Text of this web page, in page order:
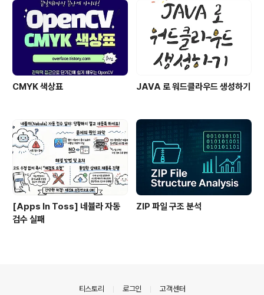
CMYK 색상표 JAVA 로 워드클라우드 생성하기
[Apps In Toss] 네뷸라 자동
검수 실패
ZIP 파일 구조 분석
티스토리 로그인 고객센터